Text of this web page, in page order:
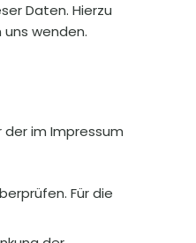
Daten. Hierzu
wenden.
der im Impressum
Für die